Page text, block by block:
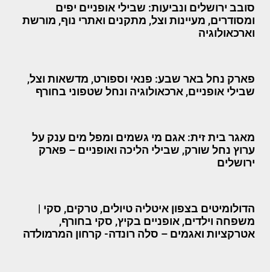
סובב ירושלים ונביעות: שבילי אופניים יפים
ומסודרים, מעיינות וצל, מתקנים ואתרי נוף, מורשת
וארכאולוגיה
פארק נחל באר שבע: פנאי וספורט, מדשאות וצל,
שבילי אופניים, ארכאולוגיה ונחל שטפוני בחורף
מאגר בית זית: אגם מי גשמים ומפל מים ענק על
ערוץ נחל שורק, שבילי הליכה ואופניים – פארק
ירושלים
הדולומיטים בצפון איטליה טיולים, טרקים, סקי |
משפחה וילדים, אופניים בקיץ, סקי בחורף,
אטרקציות ואגמים – סלה רונדה- קרחון המרמולדה